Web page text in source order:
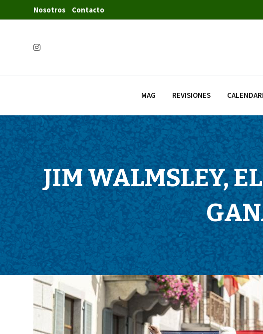
Nosotros Contacto
MAG REVISIONES
JIM WALMSLEY,